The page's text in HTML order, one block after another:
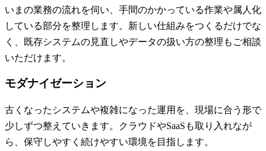
いまの業務の流れを伺い、手間のかかっている作業や属人化
している部分を整理します。新しい仕組みをつくるだけでな
く、既存システムの見直しやデータの扱い方の整理もご相談
いただけます。
モダナイゼーション
古くなったシステムや複雑になった運用を、現場に合う形で
少しずつ整えていきます。クラウドやSaaSも取り入れなが
ら、保守しやすく続けやすい環境を目指します。